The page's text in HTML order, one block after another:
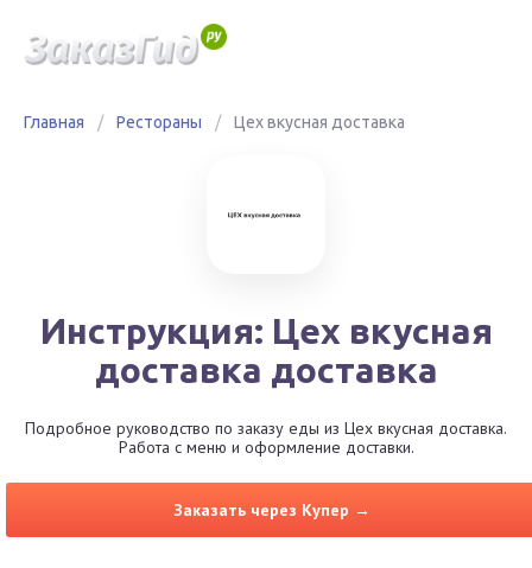
Главная / Рестораны / Цех вкусная доставка
Инструкция: Цех вкусная
доставка доставка
Подробное руководство по заказу еды из Цех вкусная доставка.
Работа с меню и оформление доставки.
Заказать через Купер →